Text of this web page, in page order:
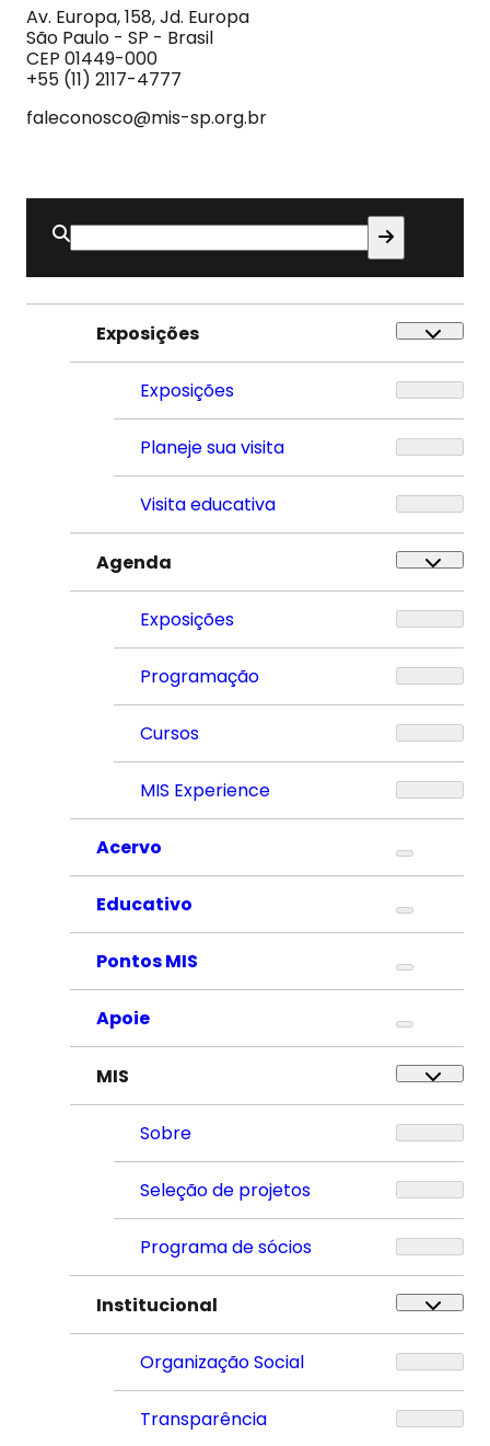
Imagem
e
do
Som
Av. Europa, 158, Jd. Europa
São Paulo - SP - Brasil
CEP 01449-000
+55 (11) 2117-4777
faleconosco@mis-sp.org.br
Buscar
por:
Exposições
Exposições
Planeje sua visita
Visita educativa
Agenda
Exposições
Programação
Cursos
MIS Experience
Acervo
Educativo
Pontos MIS
Apoie
MIS
Sobre
Seleção de projetos
Programa de sócios
Institucional
Organização Social
Transparência